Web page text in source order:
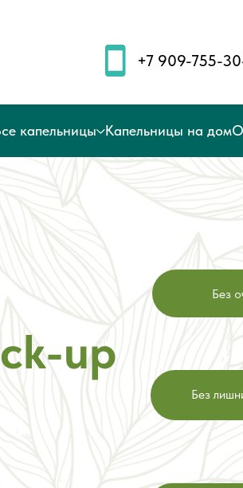
+7 909-755-
капельницы Капельницы на дом
up
Без
Без